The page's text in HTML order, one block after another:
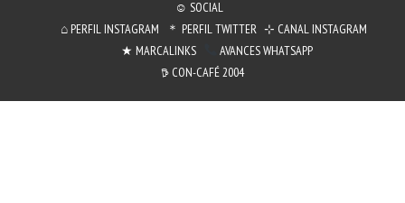
☺ SOCIAL
⌂ PERFIL INSTAGRAM
＊ PERFIL TWITTER ⊹ CANAL INSTAGRAM
★ MARCALINKS
AVANCES WHATSAPP
𖠚 CON-CAFÉ 2004